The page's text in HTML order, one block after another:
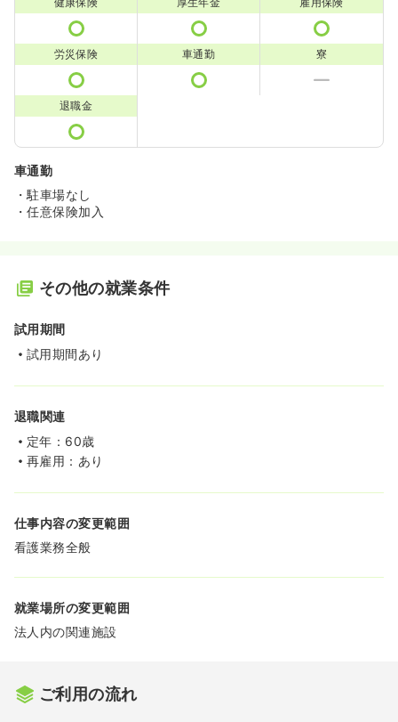
労災保険 車通勤 寮
退職金
車通勤
・駐車場なし
・任意保険加入
その他の就業条件
試用期間
試用期間あり
退職関連
定年：60歳
再雇用：あり
仕事内容の変更範囲
看護業務全般
就業場所の変更範囲
法人内の関連施設
ご利用の流れ